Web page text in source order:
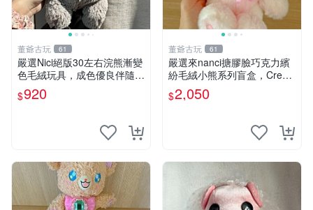
董爺古玩 61
嚴選Nici絕版30左右浣熊漸變
色毛絨玩具，成色優良伴隨原
廠牌標 浣熊 玩具 毛絨
$920
董爺古玩 61
嚴選來nanci搪膠臉巧克力繽
紛毛絨小熊系列盲盒，Crea
my櫻花巧藝盲盒 隱藏款Crea
my櫻花巧藝 嬰熊盲盒娃娃 樂
$2,050